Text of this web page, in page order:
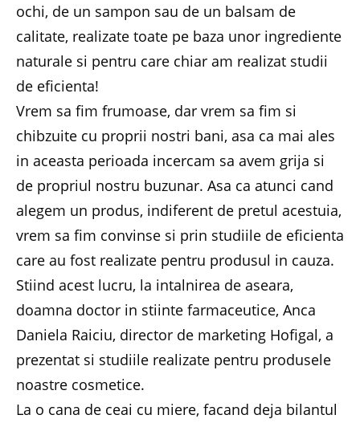
ochi, de un sampon sau de un balsam de
calitate, realizate toate pe baza unor ingrediente
naturale si pentru care chiar am realizat studii
de eficienta!
Vrem sa fim frumoase, dar vrem sa fim si
chibzuite cu proprii nostri bani, asa ca mai ales
in aceasta perioada incercam sa avem grija si
de propriul nostru buzunar. Asa ca atunci cand
alegem un produs, indiferent de pretul acestuia,
vrem sa fim convinse si prin studiile de eficienta
care au fost realizate pentru produsul in cauza.
Stiind acest lucru, la intalnirea de aseara,
doamna doctor in stiinte farmaceutice, Anca
Daniela Raiciu, director de marketing Hofigal, a
prezentat si studiile realizate pentru produsele
noastre cosmetice.
La o cana de ceai cu miere, facand deja bilantul